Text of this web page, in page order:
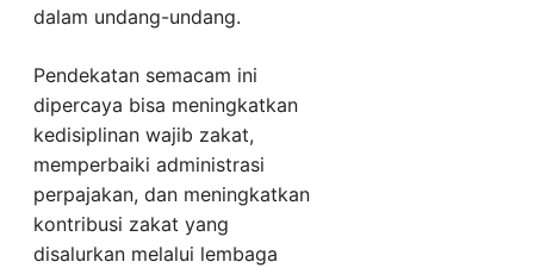
dalam undang-undang.
Pendekatan semacam ini
dipercaya bisa meningkatkan
kedisiplinan wajib zakat,
memperbaiki administrasi
perpajakan, dan meningkatkan
kontribusi zakat yang
disalurkan melalui lembaga